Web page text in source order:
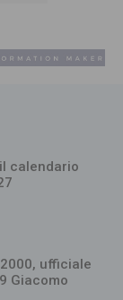
calendario
ufficiale
Giacomo